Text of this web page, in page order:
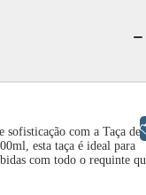
sofisticação com a Taça de
esta taça é ideal para
com todo o requinte
Libras